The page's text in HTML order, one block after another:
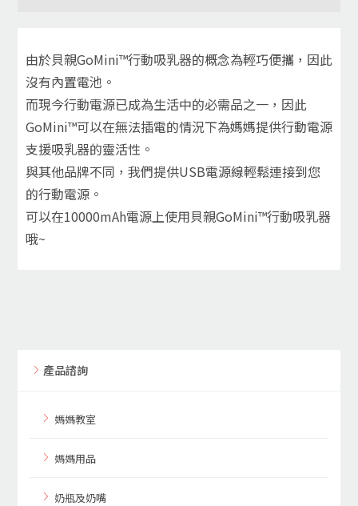
由於貝親GoMini™行動吸乳器的概念為輕巧便攜，因此
沒有內置電池。
而現今行動電源已成為生活中的必需品之一，因此
GoMini™可以在無法插電的情況下為媽媽提供行動電源
支援吸乳器的靈活性。
與其他品牌不同，我們提供USB電源線輕鬆連接到您
的行動電源。
可以在10000mAh電源上使用貝親GoMini™行動吸乳器
哦~
產品諮詢
媽媽教室
媽媽用品
奶瓶及奶嘴